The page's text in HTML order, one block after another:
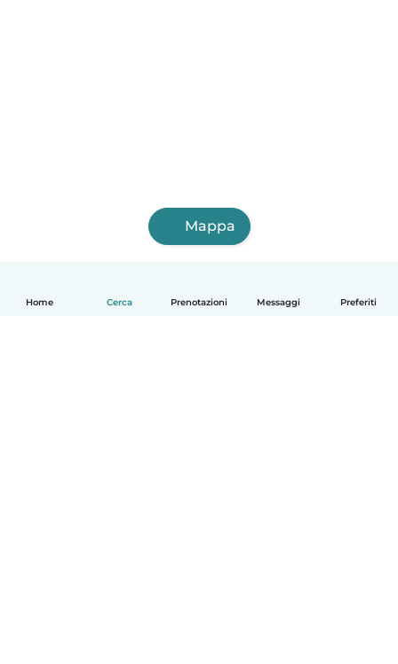
Home Cerca Prenotazioni Messaggi Preferiti
Mappa